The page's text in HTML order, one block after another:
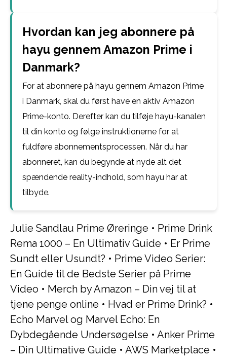
Hvordan kan jeg abonnere på
hayu gennem Amazon Prime i
Danmark?
For at abonnere på hayu gennem Amazon Prime
i Danmark, skal du først have en aktiv Amazon
Prime-konto. Derefter kan du tilføje hayu-kanalen
til din konto og følge instruktionerne for at
fuldføre abonnementsprocessen. Når du har
abonneret, kan du begynde at nyde alt det
spændende reality-indhold, som hayu har at
tilbyde.
Julie Sandlau Prime Øreringe • Prime Drink
Rema 1000 – En Ultimativ Guide • Er Prime
Sundt eller Usundt? • Prime Video Serier:
En Guide til de Bedste Serier på Prime
Video • Merch by Amazon – Din vej til at
tjene penge online • Hvad er Prime Drink? •
Echo Marvel og Marvel Echo: En
Dybdegående Undersøgelse • Anker Prime
– Din Ultimative Guide • AWS Marketplace •